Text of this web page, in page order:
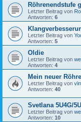
Röhrenendstufe
Letzter Beitrag von
Antworten: 6
Letzter Beitrag von
Antworten: 5
Oldie
Letzter Beitrag von
Antworten: 4
Mein neuer
Letzter Beitrag von
Antworten: 40
Svetlana 5U4G/
Letzter Beitrag von
Antworten: 10